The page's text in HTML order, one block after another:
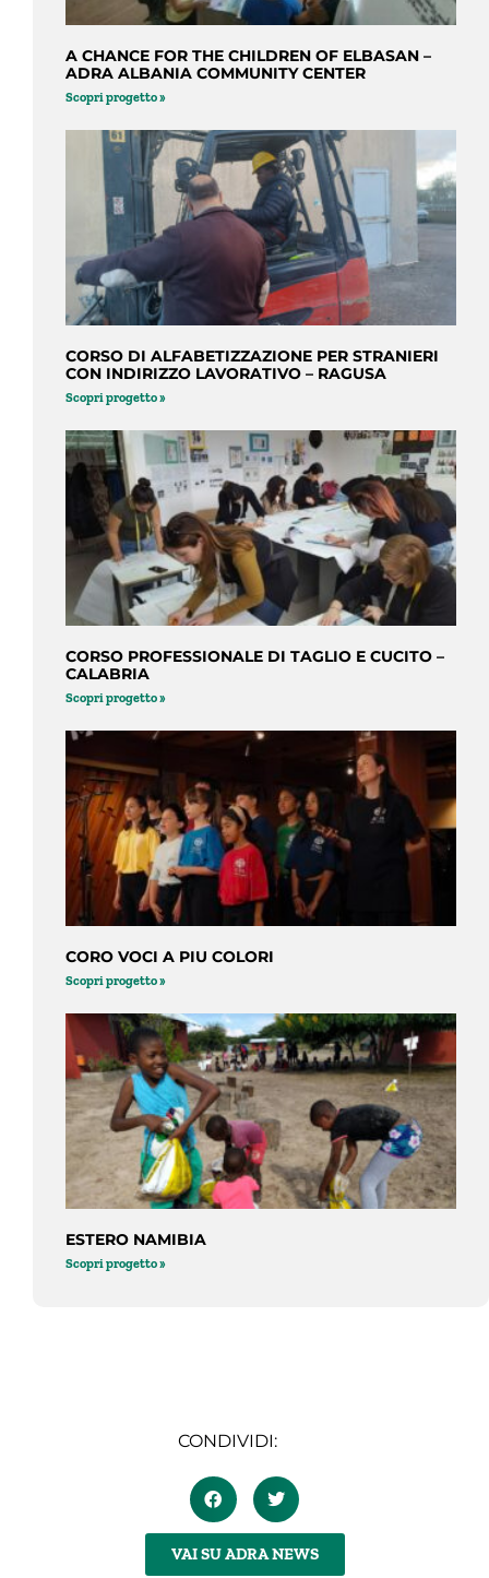
A CHANCE FOR THE CHILDREN OF ELBASAN –
ADRA ALBANIA COMMUNITY CENTER
Scopri progetto »
CORSO DI ALFABETIZZAZIONE PER STRANIERI
CON INDIRIZZO LAVORATIVO – RAGUSA
Scopri progetto »
CORSO PROFESSIONALE DI TAGLIO E CUCITO –
CALABRIA
Scopri progetto »
CORO VOCI A PIU COLORI
Scopri progetto »
ESTERO NAMIBIA
Scopri progetto »
CONDIVIDI:
VAI SU ADRA NEWS